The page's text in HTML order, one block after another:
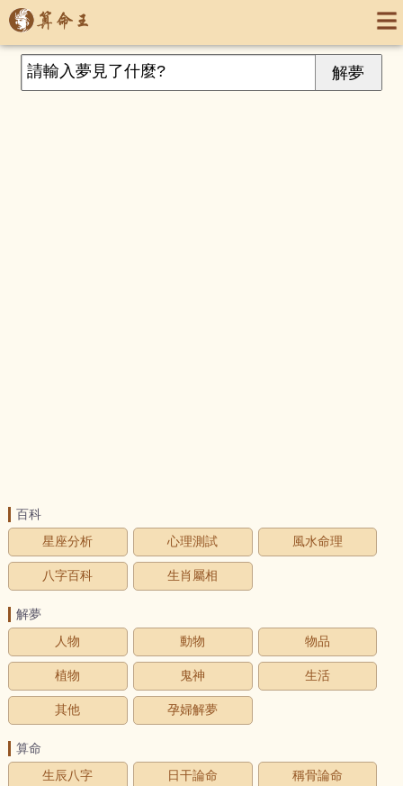
百科
星座分析
心理測試 風水命理
八字百科 生肖屬相
解夢
人物
動物 物品
植物 鬼神 生活
其他 孕婦解夢
算命
生辰八字
日干論命 稱骨論命